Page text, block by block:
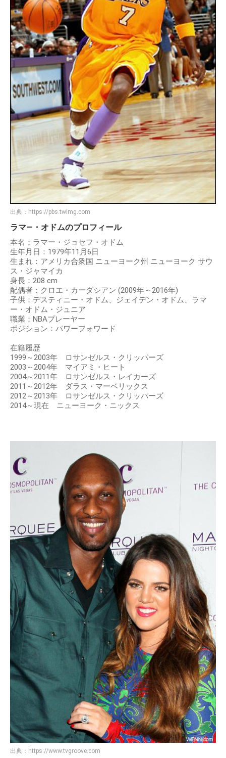
出典： https://pbs.twimg.com
ラマ―・オドムのプロフィール
本名：ラマー・ジョセフ・オドム
生年月日：1979年11月6日
生まれ：アメリカ合衆国 ニューヨーク州 ニューヨーク サウ
ス・ジャマイカ
身長：208 cm
配偶者：クロエ・カーダシアン (2009年～2016年)
子供：デスティニー・オドム、ジェイデン・オドム、ラマ
ー・オドム・ジュニア
職業：NBAプレーヤー
ポジション：パワーフォワード
在籍履歴
1999～2003年 ロサンゼルス・クリッパーズ
2003～2004年 マイアミ・ヒート
2004～2011年 ロサンゼルス・レイカーズ
2011～2012年 ダラス・マーベリックス
2012～2013年 ロサンゼルス・クリッパーズ
2014～現在 ニューヨーク・ニックス
出典： https://www.tvgroove.com